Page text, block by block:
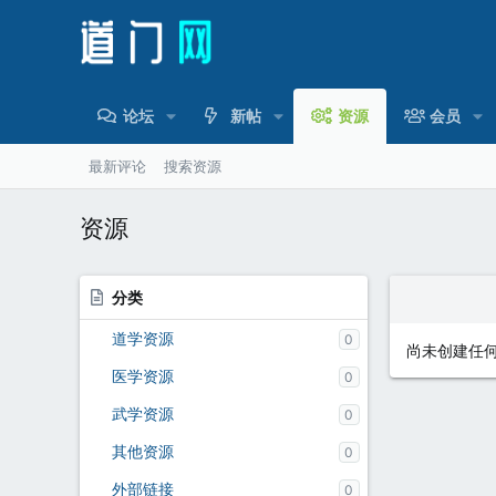
论坛 新帖 资源 会员
最新评论 搜索资源
资源
分类
道学资源 0
医学资源 0
武学资源 0
其他资源 0
外部链接 0
尚未创建任